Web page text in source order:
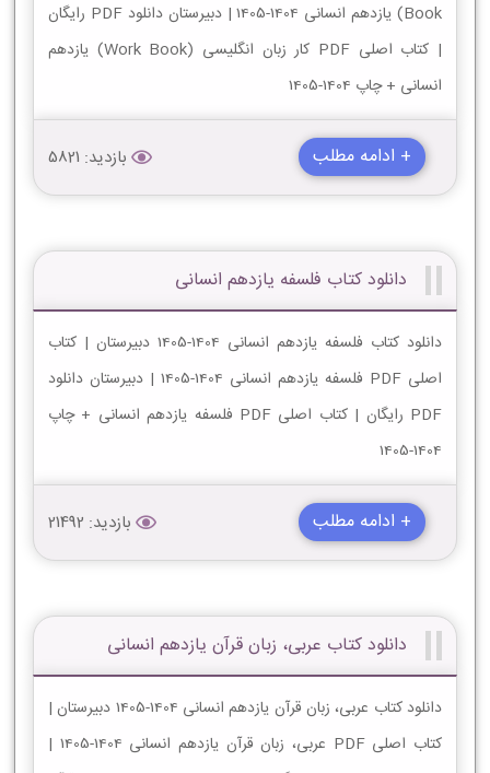
Book) یازدهم انسانی 1404-1405 | دبیرستان دانلود PDF رایگان
| کتاب اصلی PDF کار زبان انگلیسی (Work Book) یازدهم
انسانی + چاپ 1404-1405
+ ادامه مطلب بازدید: 5821
دانلود کتاب فلسفه یازدهم انسانی
دانلود کتاب فلسفه یازدهم انسانی 1404-1405 دبیرستان | کتاب
اصلی PDF فلسفه یازدهم انسانی 1404-1405 | دبیرستان دانلود
PDF رایگان | کتاب اصلی PDF فلسفه یازدهم انسانی + چاپ
1404-1405
+ ادامه مطلب بازدید: 21492
دانلود کتاب عربی، زبان قرآن یازدهم انسانی
دانلود کتاب عربی، زبان قرآن یازدهم انسانی 1404-1405 دبیرستان |
کتاب اصلی PDF عربی، زبان قرآن یازدهم انسانی 1404-1405 |